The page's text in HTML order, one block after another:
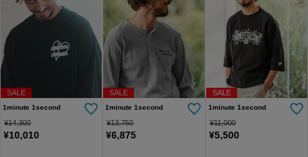
SALE
1minute 1second
¥14,300
¥10,010
SALE
1minute 1second
¥13,750
¥6,875
SALE
1minute 1second
¥11,000
¥5,500